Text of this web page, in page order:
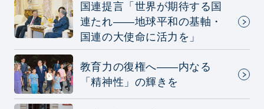
国連提言「世界が期待する国
連たれ——地球平和の基軸・
国連の大使命に活力を」
教育力の復権へ——内なる
「精神性」の輝きを